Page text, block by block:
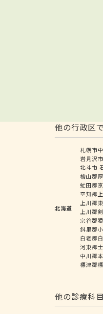
他の行政区
北海道
札幌市
岩見沢市
北斗市
檜山郡
虻田郡
空知郡
上川郡
上川郡
宗谷郡
斜里郡
白老郡
河東郡
中川郡
標津郡
他の診療科